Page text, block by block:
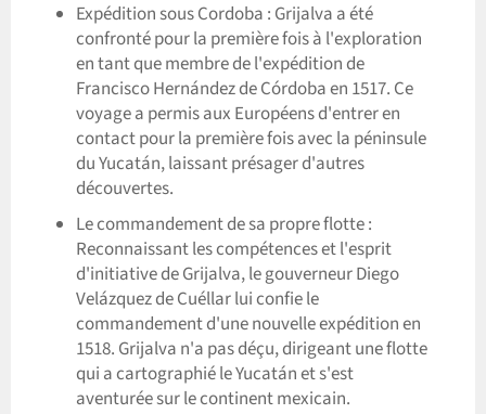
Expédition sous Cordoba : Grijalva a été
confronté pour la première fois à l'exploration
en tant que membre de l'expédition de
Francisco Hernández de Córdoba en 1517. Ce
voyage a permis aux Européens d'entrer en
contact pour la première fois avec la péninsule
du Yucatán, laissant présager d'autres
découvertes.
Le commandement de sa propre flotte :
Reconnaissant les compétences et l'esprit
d'initiative de Grijalva, le gouverneur Diego
Velázquez de Cuéllar lui confie le
commandement d'une nouvelle expédition en
1518. Grijalva n'a pas déçu, dirigeant une flotte
qui a cartographié le Yucatán et s'est
aventurée sur le continent mexicain.